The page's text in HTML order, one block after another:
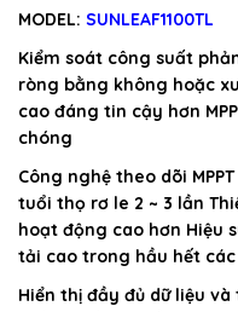
MODEL: SUNLEAF1100TL
Kiểm soát công suất
ròng bằng không hoặc
cao đáng tin cậy hơn
chóng
Công nghệ theo dõi
tuổi thọ rơ le 2 ~ 3 lần
hoạt động cao hơn Hiệu
tải cao trong hầu hết
Hiển thị đầy đủ dữ liệu